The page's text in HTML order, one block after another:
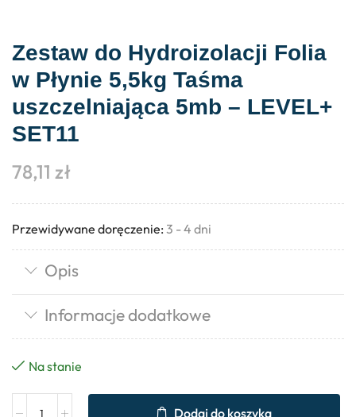
Zestaw do Hydroizolacji Folia
w Płynie 5,5kg Taśma
uszczelniająca 5mb – LEVEL+
SET11
78,11 zł
Przewidywane doręczenie: 3 - 4 dni
Opis
Informacje dodatkowe
Na stanie
Dodaj do koszyka